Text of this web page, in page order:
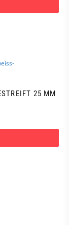
25 MM T